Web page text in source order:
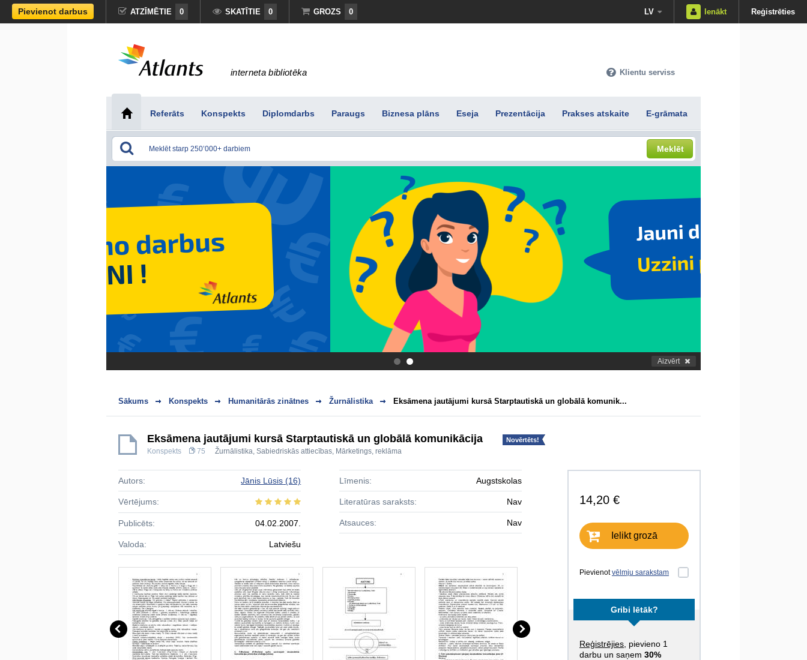
Pievienot darbus ATZĪMĒTIE 0 SKATĪTIE 0 GROZS 0 LV Ienākt Reģistrēties
interneta bibliotēka Klientu serviss
Referāts Konspekts Diplomdarbs Paraugs Biznesa plāns Eseja Prezentācija Prakses atskaite E-grāmata
Meklēt
. Aizvērt
Sākums Konspekts Humanitārās zinātnes Žurnālistika Eksāmena jautājumi kursā Starptautiskā un globālā komunik...
Eksāmena jautājumi kursā Starptautiskā un globālā komunikācija Novērtēts!
Konspekts 75 Žurnālistika, Sabiedriskās attiecības, Mārketings, reklāma
14,20 €
Ielikt grozā
Pievienotvēlmju sarakstam
Gribi lētāk?
Reģistrējies , pievieno 1
darbu un saņem 30%
Autors: Jānis Lūsis (16)
Vērtējums:
Publicēts: 04.02.2007.
Valoda: Latviešu
Līmenis: Augstskolas
Literatūras saraksts: Nav
Atsauces: Nav